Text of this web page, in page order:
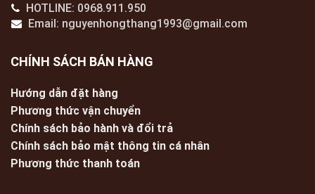
HOTLINE: 0968.911.950
Email: nguyenhongthang1993@gmail.com
CHÍNH SÁCH BÁN HÀNG
Hướng dẫn đặt hàng
Phương thức vận chuyển
Chính sách bảo hành và đổi trả
Chính sách bảo mật thông tin cá nhân
Phương thức thanh toán